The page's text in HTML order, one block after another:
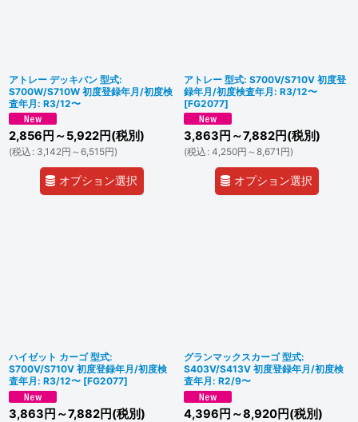
アトレー デッキバン 型式:
S700W/S710W 初度登録年月/初度検
査年月: R3/12〜
2,856 円 ～5,922円(税別)
(税込 : 3,142円 ～6,515円)
オプション選択
アトレー 型式: S700V/S710V 初度登
録年月/初度検査年月: R3/12〜
[FG2077]
3,863 円 ～7,882円(税別)
(税込 : 4,250円 ～8,671 円)
オプション選択
ハイゼット カーゴ 型式:
S700V/S710V 初度登録年月/初度検
査年月: R3/12〜 [FG2077]
3,863 円 ～7,882円(税別)
グランマックスカーゴ 型式:
S403V/S413V 初度登録年月/初度検
査年月: R2/9〜
4,396 円 ～8,920円(税別)